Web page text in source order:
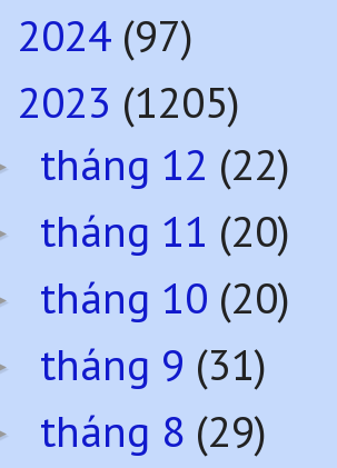
2024 (97)
2023 (1205)
tháng 12 (22)
tháng 11 (20)
tháng 10 (20)
tháng 9 (31)
tháng 8 (29)